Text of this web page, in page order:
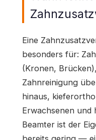
Eine
besonders für:
(Kronen,
Zahnreinigung
hinaus,
Erwachsenen und
Beamter ist der